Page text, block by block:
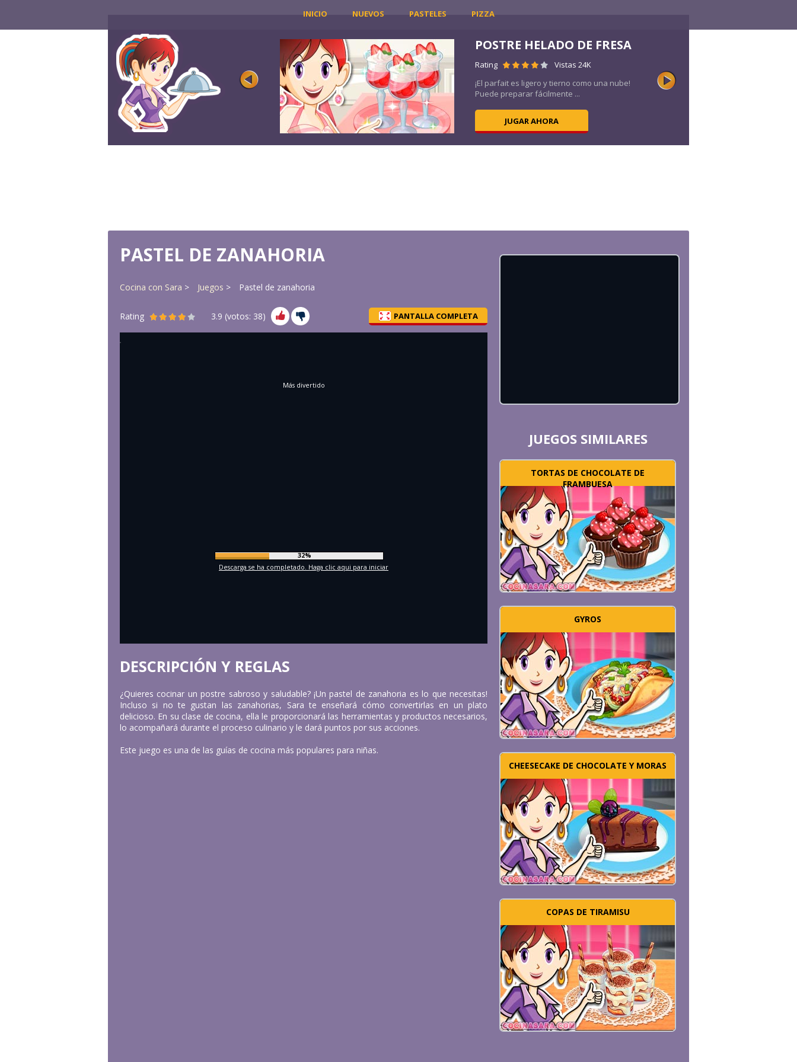
INICIO NUEVOS PASTELES PIZZA
TORTAS DE CHOCOLATE
DE FRAMBUESA
Rating
Tus panqueques se verán tan deliciosos,
solo sigue las instrucciones ...
JUGAR AHORA
POSTRE HELADO DE FRESA
Rating
Vistas 24K
¡El parfait es ligero y tierno como una nube!
Puede preparar fácilmente ...
JUGAR AHORA
PASTEL DE ZANAHORIA
Cocina con Sara Juegos Pastel de zanahoria
Rating 3.9 (votos: 38) PANTALLA COMPLETA
Más divertido
35%
Descarga se ha completado. Haga clic aqui para iniciar
DESCRIPCIÓN Y REGLAS
¿Quieres cocinar un postre sabroso y saludable? ¡Un pastel de zanahoria es lo que necesitas!
Incluso si no te gustan las zanahorias, Sara te enseñará cómo convertirlas en un plato
delicioso. En su clase de cocina, ella le proporcionará las herramientas y productos necesarios,
lo acompañará durante el proceso culinario y le dará puntos por sus acciones.
Este juego es una de las guías de cocina más populares para niñas.
JUEGOS SIMILARES
TORTAS DE CHOCOLATE DE
FRAMBUESA
GYROS
CHEESECAKE DE CHOCOLATE Y MORAS
COPAS DE TIRAMISU